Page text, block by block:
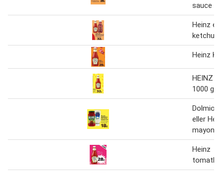
sauce
Heinz
ketchup
Heinz
HEINZ
1000 g
Dolmio
eller
Heinz